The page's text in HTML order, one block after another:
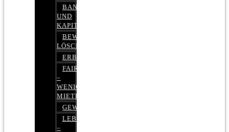
BANK-
UND
KAPITALMARKTRECHT
BEWERTUNGEN
LÖSCHEN
ERBRECHT
FAIRMIETEN
–
WENIGER
MIETE
GEWERBERECHT
LEBENSVERSICHERUNG
–